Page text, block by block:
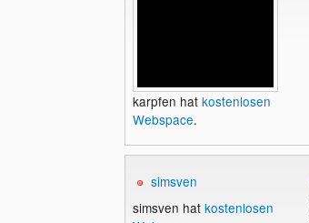
karpfen hat kostenlosen
Webspace.
simsven
simsven hat kostenlosen